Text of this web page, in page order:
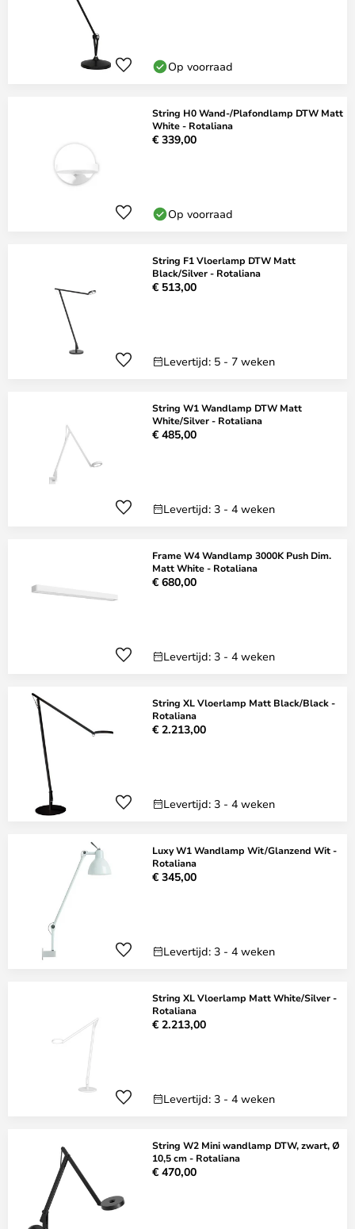
Op voorraad
String H0 Wand-/Plafondlamp DTW Matt
White - Rotaliana
€ 339,00
Op voorraad
String F1 Vloerlamp DTW Matt
Black/Silver - Rotaliana
€ 513,00
Levertijd: 5 - 7 weken
String W1 Wandlamp DTW Matt
White/Silver - Rotaliana
€ 485,00
Levertijd: 3 - 4 weken
Frame W4 Wandlamp 3000K Push Dim.
Matt White - Rotaliana
€ 680,00
Levertijd: 3 - 4 weken
String XL Vloerlamp Matt Black/Black -
Rotaliana
€ 2.213,00
Levertijd: 3 - 4 weken
Luxy W1 Wandlamp Wit/Glanzend Wit -
Rotaliana
€ 345,00
Levertijd: 3 - 4 weken
String XL Vloerlamp Matt White/Silver -
Rotaliana
€ 2.213,00
Levertijd: 3 - 4 weken
String W2 Mini wandlamp DTW, zwart, Ø
10,5 cm - Rotaliana
€ 470,00